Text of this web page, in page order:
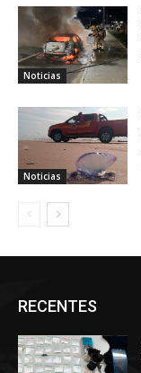
Noticias
Noticias
RECENTES